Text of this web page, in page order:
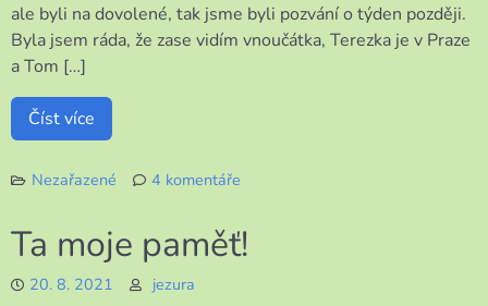
ale byli na dovolené, tak jsme byli pozvání o týden později.
Byla jsem ráda, že zase vidím vnoučátka, Terezka je v Praze
a Tom […]
Číst více
Nezařazené
4 komentáře
s
Ta moje paměť!
20. 8. 2021 jezura